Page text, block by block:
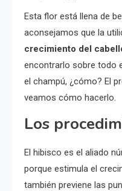
Esta flor está llena de
aconsejamos que la
crecimiento del
encontrarlo sobre todo
el champú, ¿cómo? El
veamos cómo hacerlo.
Los
El hibisco es el aliado
porque estimula el
también previene las